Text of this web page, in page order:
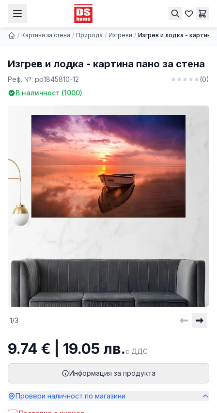
/ Картини за стена / Природа / Изгреви / Изгрев и лодка - картина
Изгрев и лодка - картина пано за стена
Реф. №: pp1845810-12 (0)
В наличност (1000)
1/3
9.74 € | 19.05 лв.с ДДС
Информация за продукта
Провери наличност по магазини
9.74 € | 19.05 лв. Купи